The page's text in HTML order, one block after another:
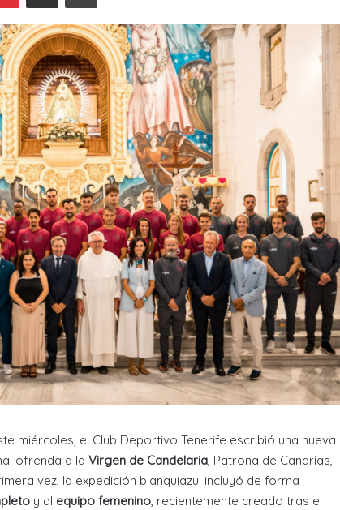
miércoles, el Club Deportivo Tenerife escribió una nueva
ofrenda a la Virgen de Candelaria, Patrona de Canarias,
vez, la expedición blanquiazul incluyó de forma
y al equipo femenino, recientemente creado tras el